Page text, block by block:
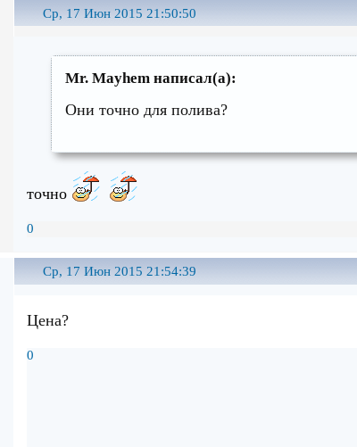
Ср, 17 Июн 2015 21:50:50
Mr. Mayhem написал(а):
Они точно для полива?
точно
0
Ср, 17 Июн 2015 21:54:39
Цена?
0